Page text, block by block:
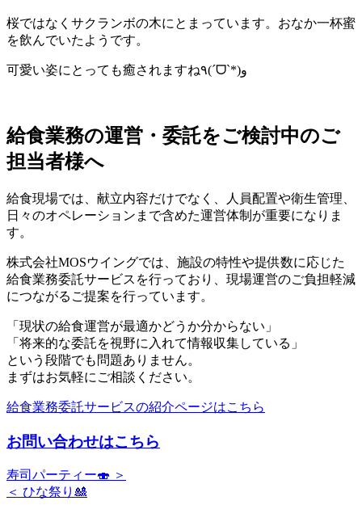
桜ではなくサクランボの木にとまっています。おなか一杯蜜
を飲んでいたようです。
可愛い姿にとっても癒されますね٩(ˊᗜˋ*)و
給食業務の運営・委託をご検討中のご
担当者様へ
給食現場では、献立内容だけでなく、人員配置や衛生管理、
日々のオペレーションまで含めた運営体制が重要になりま
す。
株式会社MOSウイングでは、施設の特性や提供数に応じた
給食業務委託サービスを行っており、現場運営のご負担軽減
につながるご提案を行っています。
「現状の給食運営が最適かどうか分からない」
「将来的な委託を視野に入れて情報収集している」
という段階でも問題ありません。
まずはお気軽にご相談ください。
給食業務委託サービスの紹介ページはこちら
お問い合わせはこちら
寿司パーティー🍣 ＞
＜ ひな祭り🎎